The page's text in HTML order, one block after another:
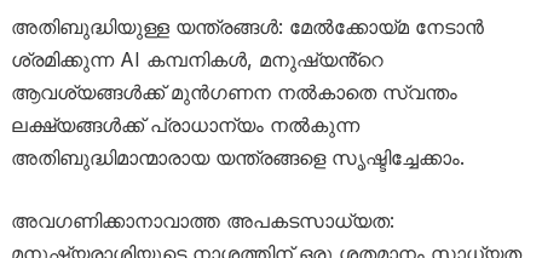
അതിബുദ്ധിയുള്ള യന്ത്രങ്ങൾ: മേൽക്കോയ്മ നേടാൻ
ശ്രമിക്കുന്ന AI കമ്പനികൾ, മനുഷ്യൻ്റെ
ആവശ്യങ്ങൾക്ക് മുൻഗണന നൽകാതെ സ്വന്തം
ലക്ഷ്യങ്ങൾക്ക് പ്രാധാന്യം നൽകുന്ന
അതിബുദ്ധിമാന്മാരായ യന്ത്രങ്ങളെ സൃഷ്ടിച്ചേക്കാം.
അവഗണിക്കാനാവാത്ത അപകടസാധ്യത:
മനുഷ്യരാശിയുടെ നാശത്തിന് ഒരു ശതമാനം സാധ്യത